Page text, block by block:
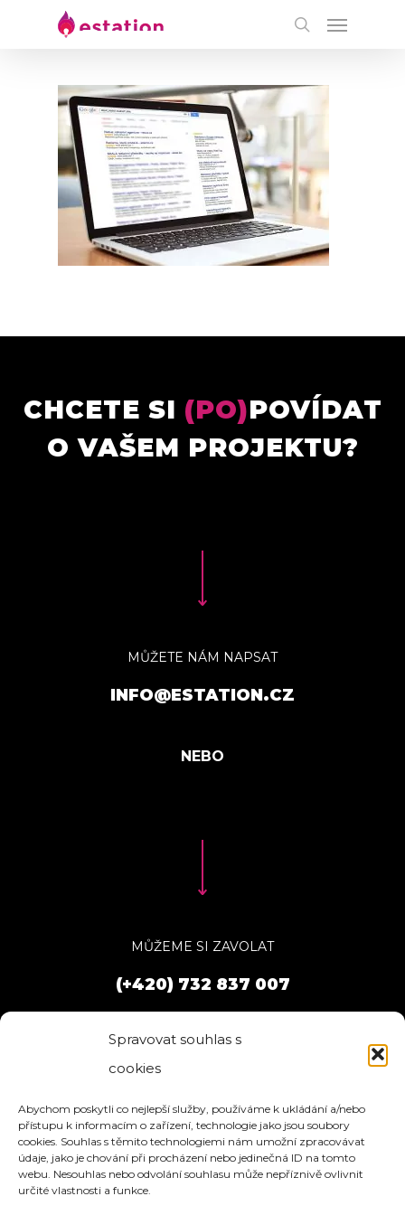
Spravovat souhlas s
cookies
Abychom poskytli co nejlepší služby, používáme k ukládání a/nebo
přístupu k informacím o zařízení, technologie jako jsou soubory
cookies. Souhlas s těmito technologiemi nám umožní zpracovávat
údaje, jako je chování při procházení nebo jedinečná ID na tomto
webu. Nesouhlas nebo odvolání souhlasu může nepříznivě ovlivnit
určité vlastnosti a funkce.
CHCETE SI (PO)POVÍDAT
O VAŠEM PROJEKTU?
MŮŽETE NÁM NAPSAT
INFO@ESTATION.CZ
MŮŽEME SI ZAVOLAT
(+420) 732 837 007